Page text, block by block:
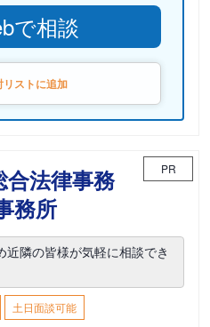
で相談
リストに追加
合法律事務
務所
PR
隣の皆様が気軽に相談でき
土日面談可能